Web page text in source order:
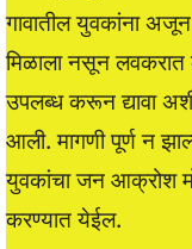
गावातील युवकांना अजून
मिळाला नसून लवकरात
उपलब्ध करून द्यावा
आली. मागणी पूर्ण न
युवकांचा जन आक्रोश
करण्यात येईल.